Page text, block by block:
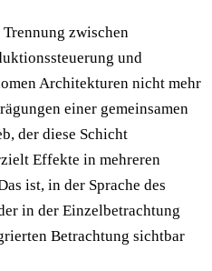
zwischen
und
Architekturen nicht mehr
einer gemeinsamen
der diese Schicht
Effekte in mehreren
ist, in der Sprache des
in der Einzelbetrachtung
Betrachtung sichtbar